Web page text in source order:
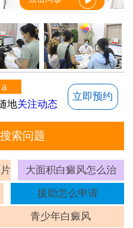
地关注动态
立即预约
索问题
大面积白癜风怎么治
援助怎么申请
青少年白癜风